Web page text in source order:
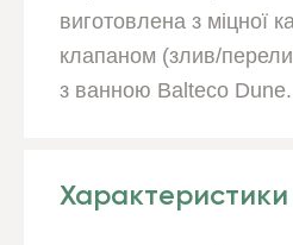
виготовлена з міцної
клапаном (злив/
з ванною Balteco Dune.
Характеристики